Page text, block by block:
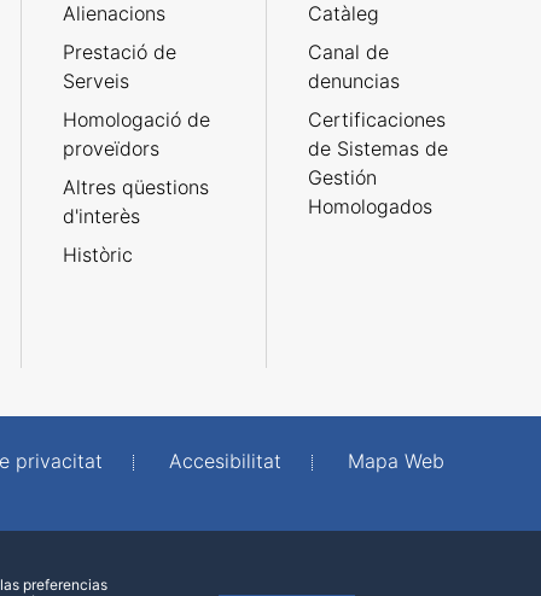
Alienacions
Prestació de
Serveis
Homologació de
proveïdors
Altres qüestions
d'interès
Històric
Catàleg
Canal de
denuncias
Certificaciones
de Sistemas de
Gestión
Homologados
privacitat Accesibilitat
Mapa Web
preferencias